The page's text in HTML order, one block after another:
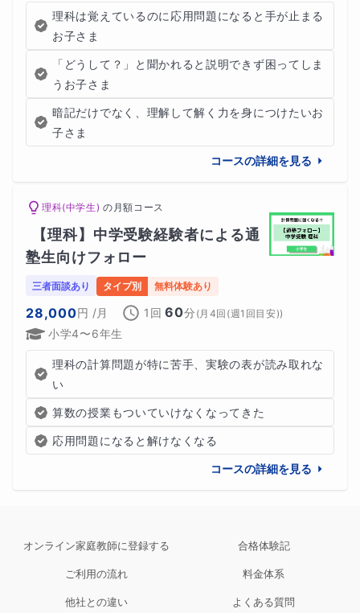
盤となっています。彼の人生は、家庭教師による教育がギ
フテッドの才能を開花させる原動力となりました。
数学的、論理的思考能力に優れており、複雑な数学的問題
や論理的なパズルを解くことが得意な子どもたちを指しま
★技術的ギフテッド
コンピューターや電子機器に関する知識や技能に優れてい
ます。彼らは技術的な問題解決能力が高く、新しい技術の
開発や応用に興味を持ち、独創性も豊かです。
言語的には発達が遅れている場合でも、音楽や絵画、造形
物、ダンスや演劇など芸術的な能力が非常に高い子どもた
ちを指します。
理科は覚えているのに応用問題になると手が止まる
お子さま
「どうして？」と聞かれると説明できず困ってしま
うお子さま
暗記だけでなく、理解して解く力を身につけたいお
子さま
コースの詳細を見る
理科(中学生) の 月額コース
【理科】中学受験経験者による通
塾生向けフォロー
三者面談あり タイプ別 無料体験あり
28,000円 /月 1回 60分 (月4回(週1回目安))
小学4〜6年生
理科の計算問題が特に苦手、実験の表が読み取れな
い
算数の授業もついていけなくなってきた
応用問題になると解けなくなる
コースの詳細を見る
オンライン家庭教師に登録する 合格体験記
ご利用の流れ 料金体系
他社との違い よくある質問